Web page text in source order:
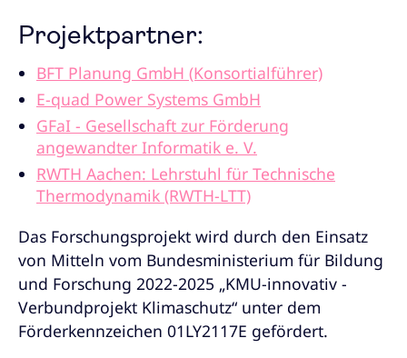
Projektpartner:
BFT Planung GmbH (Konsortialführer)
E-quad Power Systems GmbH
GFaI - Gesellschaft zur Förderung
angewandter Informatik e. V.
RWTH Aachen: Lehrstuhl für Technische
Thermodynamik (RWTH-LTT)
Das Forschungsprojekt wird durch den Einsatz
von Mitteln vom Bundesministerium für Bildung
und Forschung 2022-2025 „KMU-innovativ -
Verbundprojekt Klimaschutz“ unter dem
Förderkennzeichen 01LY2117E gefördert.